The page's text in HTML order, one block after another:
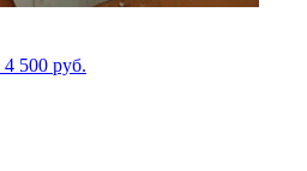
4 500 руб.